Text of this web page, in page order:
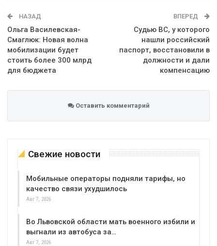
НАЗАД
Ольга Василевская-
Смаглюк: Новая волна
мобилизации будет
стоить более 300 млрд
для бюджета
ВПЕРЕД
Судью ВС, у которого
нашли российский
паспорт, восстановили в
должности и дали
компенсацию
Оставить комментарий
Свежие новости
Мобильные операторы подняли тарифы, но
качество связи ухудшилось
Авг 7, 2026
Во Львовской области мать военного избили и
выгнали из автобуса за…
Авг 7, 2026